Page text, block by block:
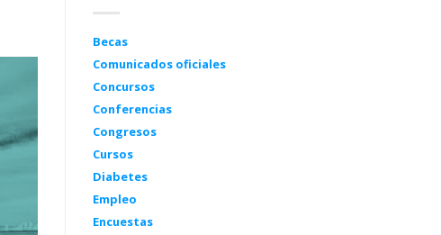
Becas
Comunicados oficiales
Concursos
Conferencias
Congresos
Cursos
Diabetes
Empleo
Encuestas